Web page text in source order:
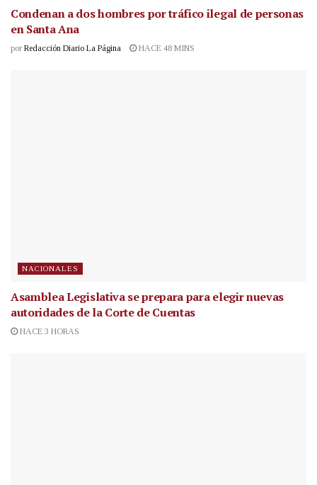
Condenan a dos hombres por tráfico ilegal de personas
en Santa Ana
por Redacción Diario La Página HACE 48 MINS
NACIONALES
Asamblea Legislativa se prepara para elegir nuevas
autoridades de la Corte de Cuentas
HACE 3 HORAS